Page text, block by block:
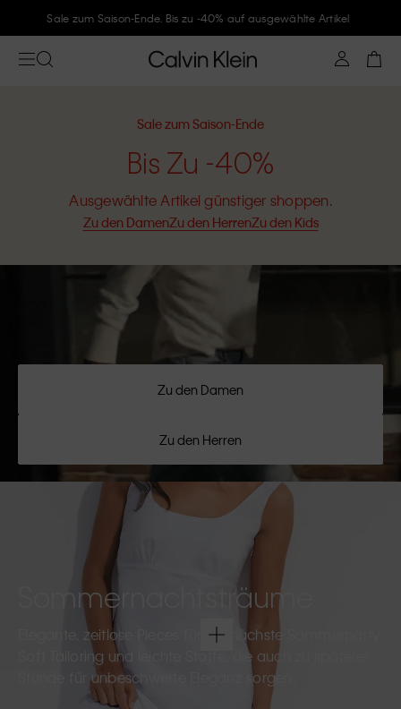
Sale zum Saison-Ende. Bis zu -40% auf ausgewählte Artikel
Sale zum Saison-Ende
Bis Zu -40%
Ausgewählte Artikel günstiger shoppen.
Zu den DamenZu den HerrenZu den Kids
Zu den Damen
Zu den Herren
Sommernachtsträume
Elegante, zeitlose Pieces für die nächste Sommerparty.
Soft Tailoring und leichte Stoffe, die auch zu späterer
Stunde für unbeschwerte Eleganz sorgen.